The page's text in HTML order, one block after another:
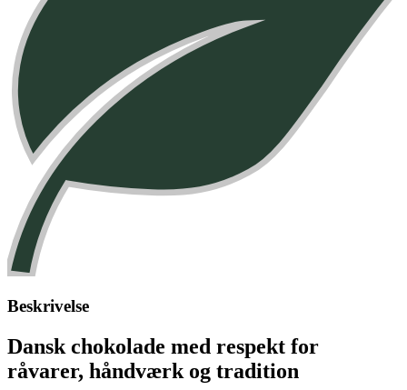
Beskrivelse
Dansk chokolade med respekt for
råvarer, håndværk og tradition